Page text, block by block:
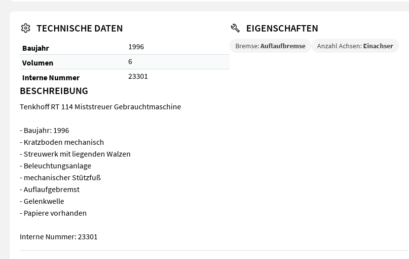
TECHNISCHE DATEN
Baujahr
1996
Volumen
6
Interne Nummer
23301
EIGENSCHAFTEN
Bremse:Auflaufbremse Anzahl Achsen: Einachser
BESCHREIBUNG
Tenkhoff RT 114 Miststreuer Gebrauchtmaschine
- Baujahr: 1996
- Kratzboden mechanisch
- Streuwerk mit liegenden Walzen
- Beleuchtungsanlage
- mechanischer Stützfuß
- Auflaufgebremst
- Gelenkwelle
- Papiere vorhanden
Interne Nummer: 23301
Tenkhoff RT 114 Miststreuer Gebrauchtmaschine - Baujahr: 1996 - Kratzboden mechanisch - Streuwerk mit